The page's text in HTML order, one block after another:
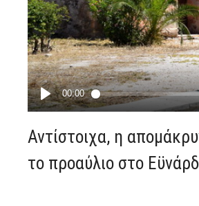
Αντίστοιχα, η
το προαύλιο στο